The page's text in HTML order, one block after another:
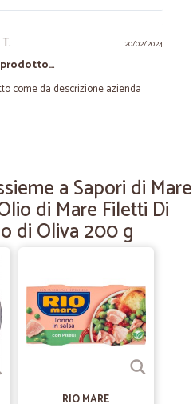
20/02/2024
come da descrizione azienda
imballati e nei tempi
03/01/2022
ed…
a Sapori di Mare
di Mare Filetti Di
di Oliva 200 g
RIO MARE